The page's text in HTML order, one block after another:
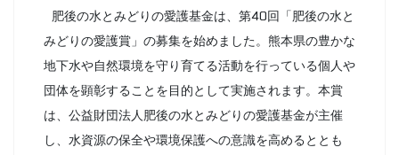
肥後の水とみどりの愛護基金は、第40回「肥後の水と
みどりの愛護賞」の募集を始めました。熊本県の豊かな
地下水や自然環境を守り育てる活動を行っている個人や
団体を顕彰することを目的として実施されます。本賞
は、公益財団法人肥後の水とみどりの愛護基金が主催
し、水資源の保全や環境保護への意識を高めるととも